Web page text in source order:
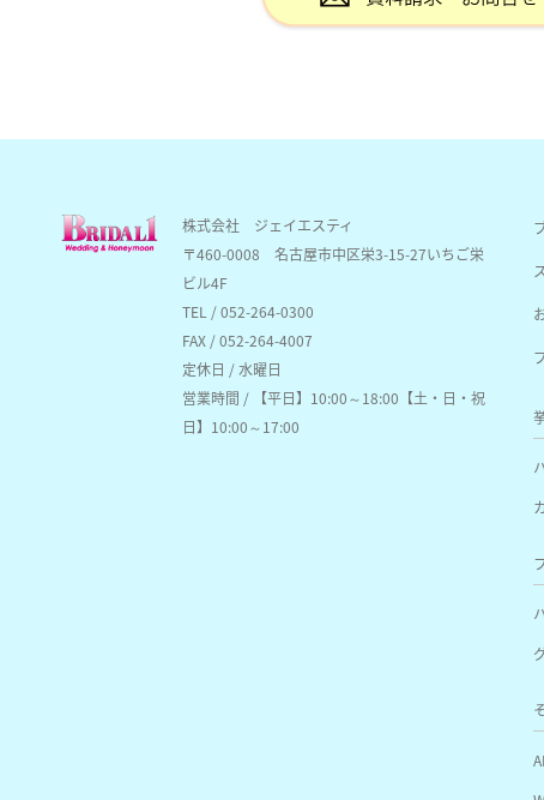
株式会社 ジェイエスティ
〒460-0008名古屋市中区栄3-15-27いちご栄
ビル4F
TEL / 052-264-0300
FAX / 052-264-4007
定休日 / 水曜日
営業時間 / 【平日】10:00～18:00【土・日・祝
日】10:00～17:00